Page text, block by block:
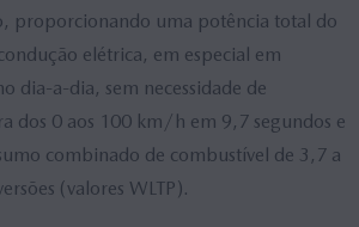
proporcionando uma potência total do
elétrica, em especial em
dia-a-dia, sem necessidade de
dos 0 aos 100 km/h em 9,7 segundos e
combinado de combustível de 3,7 a
(valores WLTP).